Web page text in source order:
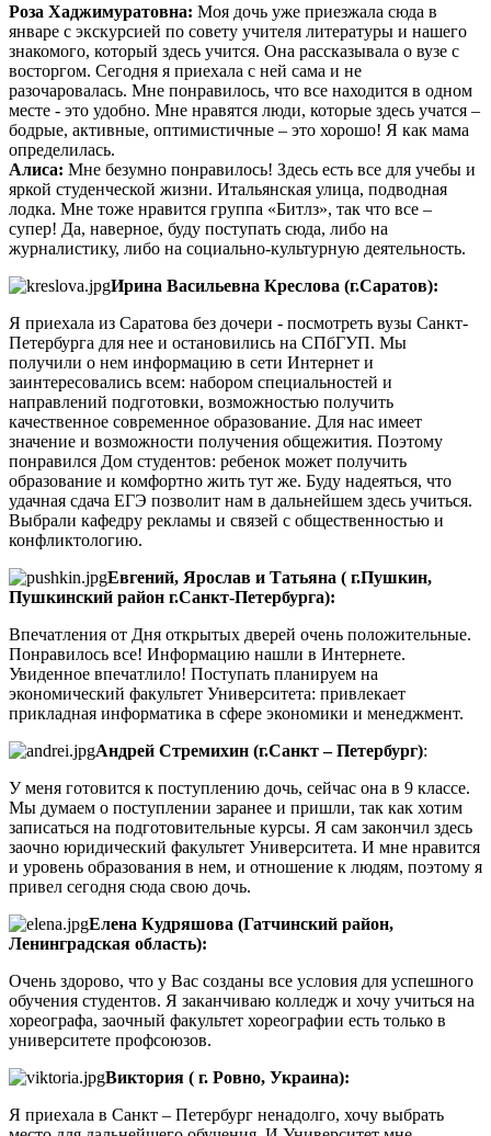
Роза Хаджимуратовна: Моя дочь уже приезжала сюда в
январе с экскурсией по совету учителя литературы и нашего
знакомого, который здесь учится. Она рассказывала о вузе с
восторгом. Сегодня я приехала с ней сама и не
разочаровалась. Мне понравилось, что все находится в одном
месте - это удобно. Мне нравятся люди, которые здесь учатся –
бодрые, активные, оптимистичные – это хорошо! Я как мама
определилась.
Алиса: Мне безумно понравилось! Здесь есть все для учебы и
яркой студенческой жизни. Итальянская улица, подводная
лодка. Мне тоже нравится группа «Битлз», так что все –
супер! Да, наверное, буду поступать сюда, либо на
журналистику, либо на социально-культурную деятельность.
Ирина Васильевна Креслова (г.Саратов):
Я приехала из Саратова без дочери - посмотреть вузы Санкт-
Петербурга для нее и остановились на СПбГУП. Мы
получили о нем информацию в сети Интернет и
заинтересовались всем: набором специальностей и
направлений подготовки, возможностью получить
качественное современное образование. Для нас имеет
значение и возможности получения общежития. Поэтому
понравился Дом студентов: ребенок может получить
образование и комфортно жить тут же. Буду надеяться, что
удачная сдача ЕГЭ позволит нам в дальнейшем здесь учиться.
Выбрали кафедру рекламы и связей с общественностью и
конфликтологию.
Евгений, Ярослав и Татьяна ( г.Пушкин,
Пушкинский район г.Санкт-Петербурга):
Впечатления от Дня открытых дверей очень положительные.
Понравилось все! Информацию нашли в Интернете.
Увиденное впечатлило! Поступать планируем на
экономический факультет Университета: привлекает
прикладная информатика в сфере экономики и менеджмент.
Андрей Стремихин (г.Санкт – Петербург):
У меня готовится к поступлению дочь, сейчас она в 9 классе.
Мы думаем о поступлении заранее и пришли, так как хотим
записаться на подготовительные курсы. Я сам закончил здесь
заочно юридический факультет Университета. И мне нравится
и уровень образования в нем, и отношение к людям, поэтому я
привел сегодня сюда свою дочь.
Елена Кудряшова (Гатчинский район,
Ленинградская область):
Очень здорово, что у Вас созданы все условия для успешного
обучения студентов. Я заканчиваю колледж и хочу учиться на
хореографа, заочный факультет хореографии есть только в
университете профсоюзов.
Виктория ( г. Ровно, Украина):
Я приехала в Санкт – Петербург ненадолго, хочу выбрать